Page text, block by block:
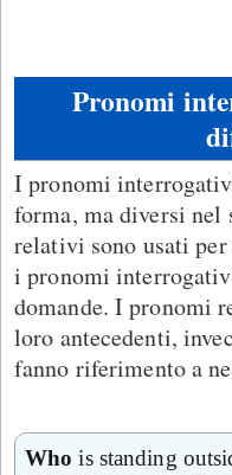
Pronomi
I pronomi
forma, ma diversi
relativi sono usati
i pronomi
domande. I pronomi
loro antecedenti,
fanno riferimento a
Who is standing